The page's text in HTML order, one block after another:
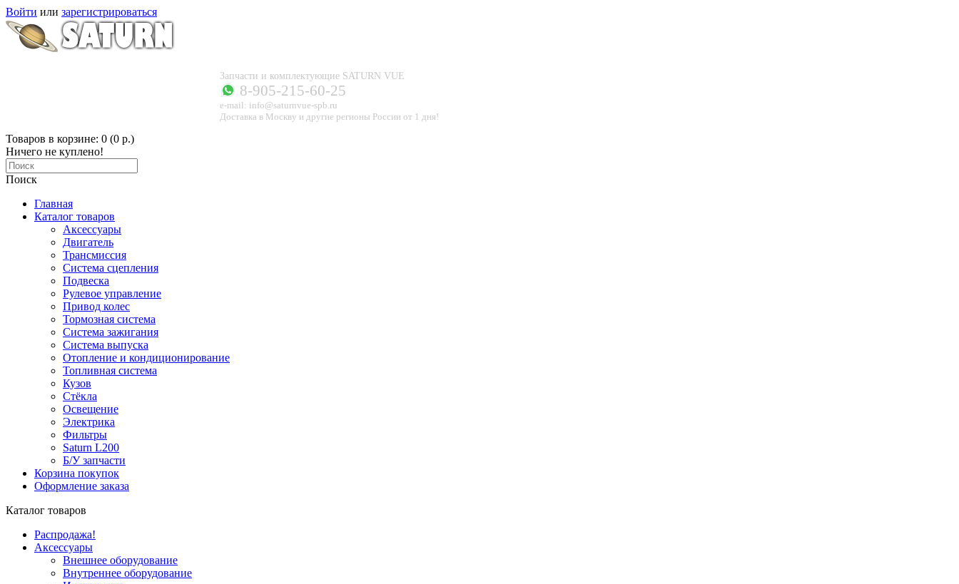
Войти или зарегистрироваться
Запчасти и комплектующие SATURN VUE
8-905-215-60-25
e-mail: info@saturnvue-spb.ru
Доставка в Москву и другие регионы России от 1 дня!
Товаров в корзине: 0 (0 р.)
Ничего не куплено!
Поиск
Главная
Каталог товаров
Аксессуары
Двигатель
Трансмиссия
Система сцепления
Подвеска
Рулевое управление
Привод колес
Тормозная система
Система зажигания
Система выпуска
Отопление и кондиционирование
Топливная система
Кузов
Стёкла
Освещение
Электрика
Фильтры
Saturn L200
Б/У запчасти
Корзина покупок
Оформление заказа
Каталог товаров
Распродажа!
Аксессуары
Внешнее оборудование
Внутреннее оборудование